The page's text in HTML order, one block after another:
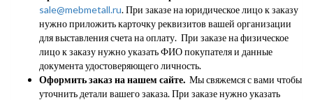
sale@mebmetall.ru. При заказе на юридическое лицо к заказу
нужно приложить карточку реквизитов вашей организации
для выставления счета на оплату. При заказе на физическое
лицо к заказу нужно указать ФИО покупателя и данные
документа удостоверяющего личность.
Оформить заказ на нашем сайте. Мы свяжемся с вами чтобы
уточнить детали вашего заказа. При заказе нужно указать